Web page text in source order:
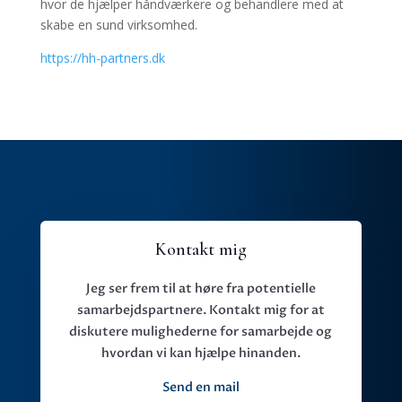
hvor de hjælper håndværkere og behandlere med at
skabe en sund virksomhed.
https://hh-partners.dk
Kontakt mig
Jeg ser frem til at høre fra potentielle
samarbejdspartnere. Kontakt mig for at
diskutere mulighederne for samarbejde og
hvordan vi kan hjælpe hinanden.
Send en mail